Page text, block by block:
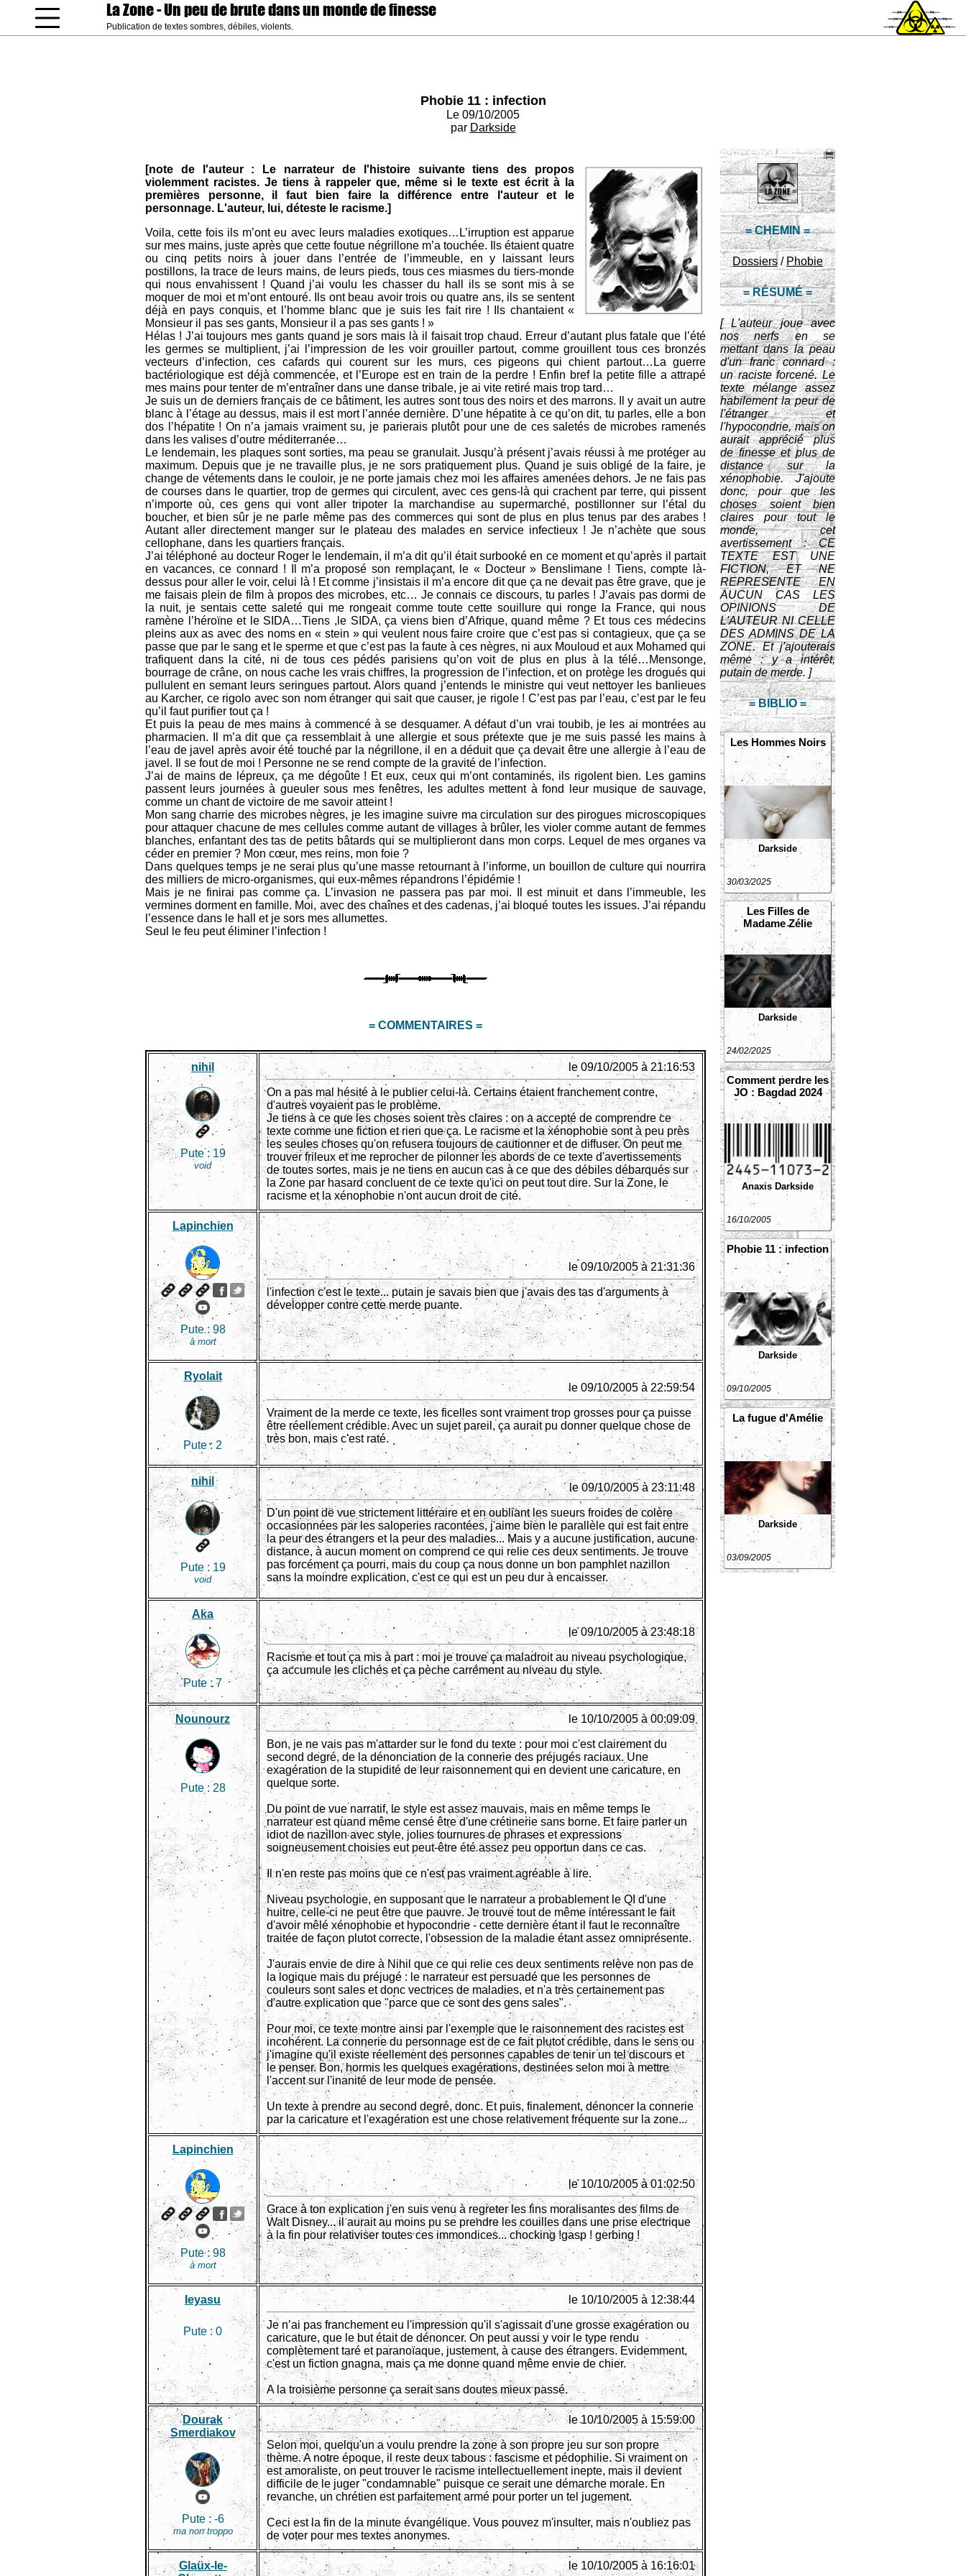
La Zone- Un peu de brute dans un monde de finesse
Publication de textes sombres, débiles, violents.
Phobie 11 : infection
Le 09/10/2005
par Darkside
= CHEMIN =
Dossiers/ Phobie
= RÉSUMÉ =
[ L'auteur joue avec
nos nerfs en se
mettant dans la peau
d'un franc connard :
un raciste forcené. Le
texte mélange assez
habilement la peur de
l'étranger et
l'hypocondrie, mais on
aurait apprécié plus
de finesse et plus de
distance sur la
xénophobie. J'ajoute
donc, pour que les
choses soient bien
claires pour tout le
monde, cet
avertissement : CE
TEXTE EST UNE
FICTION, ET NE
REPRESENTE EN
AUCUN CAS LES
OPINIONS DE
L'AUTEUR NI CELLE
DES ADMINS DE LA
ZONE. Et j'ajouterais
même : y a intérêt,
putain de merde. ]
= BIBLIO =
Les Hommes Noirs
Darkside
30/03/2025
Les Filles de
Madame Zélie
Darkside
24/02/2025
Comment perdre les
JO : Bagdad 2024
Anaxis Darkside
16/10/2005
Phobie 11 : infection
Darkside
09/10/2005
La fugue d'Amélie
Darkside
03/09/2005
[note de l'auteur : Le narrateur de l'histoire suivante tiens des propos
violemment racistes. Je tiens à rappeler que, même si le texte est écrit à la
premières personne, il faut bien faire la différence entre l'auteur et le
personnage. L'auteur, lui, déteste le racisme.]
Voila, cette fois ils m’ont eu avec leurs maladies exotiques…L’irruption est apparue
sur mes mains, juste après que cette foutue négrillone m’a touchée. Ils étaient quatre
ou cinq petits noirs à jouer dans l’entrée de l’immeuble, en y laissant leurs
postillons, la trace de leurs mains, de leurs pieds, tous ces miasmes du tiers-monde
qui nous envahissent ! Quand j’ai voulu les chasser du hall ils se sont mis à se
moquer de moi et m’ont entouré. Ils ont beau avoir trois ou quatre ans, ils se sentent
déjà en pays conquis, et l’homme blanc que je suis les fait rire ! Ils chantaient «
Monsieur il pas ses gants, Monsieur il a pas ses gants ! »
Hélas ! J’ai toujours mes gants quand je sors mais là il faisait trop chaud. Erreur d’autant plus fatale que l’été
les germes se multiplient, j’ai l’impression de les voir grouiller partout, comme grouillent tous ces bronzés
vecteurs d’infection, ces cafards qui courent sur les murs, ces pigeons qui chient partout…La guerre
bactériologique est déjà commencée, et l’Europe est en train de la perdre ! Enfin bref la petite fille a attrapé
mes mains pour tenter de m’entraîner dans une danse tribale, je ai vite retiré mais trop tard…
Je suis un de derniers français de ce bâtiment, les autres sont tous des noirs et des marrons. Il y avait un autre
blanc à l’étage au dessus, mais il est mort l’année dernière. D’une hépatite à ce qu’on dit, tu parles, elle a bon
dos l’hépatite ! On n’a jamais vraiment su, je parierais plutôt pour une de ces saletés de microbes ramenés
dans les valises d’outre méditerranée…
Le lendemain, les plaques sont sorties, ma peau se granulait. Jusqu’à présent j’avais réussi à me protéger au
maximum. Depuis que je ne travaille plus, je ne sors pratiquement plus. Quand je suis obligé de la faire, je
change de vétements dans le couloir, je ne porte jamais chez moi les affaires amenées dehors. Je ne fais pas
de courses dans le quartier, trop de germes qui circulent, avec ces gens-là qui crachent par terre, qui pissent
n’importe où, ces gens qui vont aller tripoter la marchandise au supermarché, postillonner sur l’étal du
boucher, et bien sûr je ne parle même pas des commerces qui sont de plus en plus tenus par des arabes !
Autant aller directement manger sur le plateau des malades en service infectieux ! Je n’achète que sous
cellophane, dans les quartiers français.
J’ai téléphoné au docteur Roger le lendemain, il m’a dit qu’il était surbooké en ce moment et qu’après il partait
en vacances, ce connard ! Il m’a proposé son remplaçant, le « Docteur » Benslimane ! Tiens, compte là-
dessus pour aller le voir, celui là ! Et comme j’insistais il m’a encore dit que ça ne devait pas être grave, que je
me faisais plein de film à propos des microbes, etc… Je connais ce discours, tu parles ! J’avais pas dormi de
la nuit, je sentais cette saleté qui me rongeait comme toute cette souillure qui ronge la France, qui nous
ramène l’héroïne et le SIDA…Tiens ,le SIDA, ça viens bien d’Afrique, quand même ? Et tous ces médecins
pleins aux as avec des noms en « stein » qui veulent nous faire croire que c’est pas si contagieux, que ça se
passe que par le sang et le sperme et que c’est pas la faute à ces nègres, ni aux Mouloud et aux Mohamed qui
trafiquent dans la cité, ni de tous ces pédés parisiens qu’on voit de plus en plus à la télé…Mensonge,
bourrage de crâne, on nous cache les vrais chiffres, la progression de l’infection, et on protège les drogués qui
pullulent en semant leurs seringues partout. Alors quand j’entends le ministre qui veut nettoyer les banlieues
au Karcher, ce rigolo avec son nom étranger qui sait que causer, je rigole ! C’est pas par l’eau, c’est par le feu
qu’il faut purifier tout ça !
Et puis la peau de mes mains à commencé à se desquamer. A défaut d’un vrai toubib, je les ai montrées au
pharmacien. Il m’a dit que ça ressemblait à une allergie et sous prétexte que je me suis passé les mains à
l’eau de javel après avoir été touché par la négrillone, il en a déduit que ça devait être une allergie à l’eau de
javel. Il se fout de moi ! Personne ne se rend compte de la gravité de l’infection.
J’ai de mains de lépreux, ça me dégoûte ! Et eux, ceux qui m’ont contaminés, ils rigolent bien. Les gamins
passent leurs journées à gueuler sous mes fenêtres, les adultes mettent à fond leur musique de sauvage,
comme un chant de victoire de me savoir atteint !
Mon sang charrie des microbes nègres, je les imagine suivre ma circulation sur des pirogues microscopiques
pour attaquer chacune de mes cellules comme autant de villages à brûler, les violer comme autant de femmes
blanches, enfantant des tas de petits bâtards qui se multiplieront dans mon corps. Lequel de mes organes va
céder en premier ? Mon cœur, mes reins, mon foie ?
Dans quelques temps je ne serai plus qu’une masse retournant à l’informe, un bouillon de culture qui nourrira
des milliers de micro-organismes, qui eux-mêmes répandrons l’épidémie !
Mais je ne finirai pas comme ça. L’invasion ne passera pas par moi. Il est minuit et dans l’immeuble, les
vermines dorment en famille. Moi, avec des chaînes et des cadenas, j’ai bloqué toutes les issues. J’ai répandu
l’essence dans le hall et je sors mes allumettes.
Seul le feu peut éliminer l’infection !
= COMMENTAIRES =
nihil
Pute :19
void
le 09/10/2005 à 21:16:53
On a pas mal hésité à le publier celui-là. Certains étaient franchement contre,
d'autres voyaient pas le problème.
Je tiens à ce que les choses soient très claires : on a accepté de comprendre ce
texte comme une fiction et rien que ça. Le racisme et la xénophobie sont à peu près
les seules choses qu'on refusera toujours de cautionner et de diffuser. On peut me
trouver frileux et me reprocher de pilonner les abords de ce texte d'avertissements
de toutes sortes, mais je ne tiens en aucun cas à ce que des débiles débarqués sur
la Zone par hasard concluent de ce texte qu'ici on peut tout dire. Sur la Zone, le
racisme et la xénophobie n'ont aucun droit de cité.
Lapinchien
Pute : 98
à mort
le 09/10/2005 à 21:31:36
l'infection c'est le texte... putain je savais bien que j'avais des tas d'arguments à
développer contre cette merde puante.
Ryolait
Pute :2
le 09/10/2005 à 22:59:54
Vraiment de la merde ce texte, les ficelles sont vraiment trop grosses pour ça puisse
être réellement crédible. Avec un sujet pareil, ça aurait pu donner quelque chose de
très bon, mais c'est raté.
nihil
Pute : 19
void
le 09/10/2005 à 23:11:48
D'un point de vue strictement littéraire et en oubliant les sueurs froides de colère
occasionnées par les saloperies racontées, j'aime bien le parallèle qui est fait entre
la peur des étrangers et la peur des maladies... Mais y a aucune justification, aucune
distance, à aucun moment on comprend ce qui relie ces deux sentiments. Je trouve
pas forcément ça pourri, mais du coup ça nous donne un bon pamphlet nazillon
sans la moindre explication, c'est ce qui est un peu dur à encaisser.
Aka
Pute :7
le 09/10/2005 à 23:48:18
Racisme et tout ça mis à part : moi je trouve ça maladroit au niveau psychologique,
ça accumule les clichés et ça pèche carrément au niveau du style.
Nounourz
Pute : 28
le 10/10/2005 à 00:09:09
Bon, je ne vais pas m'attarder sur le fond du texte : pour moi c'est clairement du
second degré, de la dénonciation de la connerie des préjugés raciaux. Une
exagération de la stupidité de leur raisonnement qui en devient une caricature, en
quelque sorte.
Du point de vue narratif, le style est assez mauvais, mais en même temps le
narrateur est quand même censé être d'une crétinerie sans borne. Et faire parler un
idiot de nazillon avec style, jolies tournures de phrases et expressions
soigneusement choisies eut peut-être été assez peu opportun dans ce cas.
Il n'en reste pas moins que ce n'est pas vraiment agréable à lire.
Niveau psychologie, en supposant que le narrateur a probablement le QI d'une
huitre, celle-ci ne peut être que pauvre. Je trouve tout de même intéressant le fait
d'avoir mêlé xénophobie et hypocondrie - cette dernière étant il faut le reconnaître
traitée de façon plutot correcte, l'obsession de la maladie étant assez omniprésente.
J'aurais envie de dire à Nihil que ce qui relie ces deux sentiments relève non pas de
la logique mais du préjugé : le narrateur est persuadé que les personnes de
couleurs sont sales et donc vectrices de maladies, et n'a très certainement pas
d'autre explication que "parce que ce sont des gens sales".
Pour moi, ce texte montre ainsi par l'exemple que le raisonnement des racistes est
incohérent. La connerie du personnage est de ce fait plutot crédible, dans le sens ou
j'imagine qu'il existe réellement des personnes capables de tenir un tel discours et
le penser. Bon, hormis les quelques exagérations, destinées selon moi à mettre
l'accent sur l'inanité de leur mode de pensée.
Un texte à prendre au second degré, donc. Et puis, finalement, dénoncer la connerie
par la caricature et l'exagération est une chose relativement fréquente sur la zone...
Lapinchien
Pute :98
à mort
le 10/10/2005 à 01:02:50
Grace à ton explication j'en suis venu à regreter les fins moralisantes des films de
Walt Disney... il aurait au moins pu se prendre les couilles dans une prise electrique
à la fin pour relativiser toutes ces immondices... chocking !gasp ! gerbing !
Ieyasu
Pute :0
le 10/10/2005 à 12:38:44
Je n’ai pas franchement eu l'impression qu'il s'agissait d'une grosse exagération ou
caricature, que le but était de dénoncer. On peut aussi y voir le type rendu
complètement taré et paranoïaque, justement, à cause des étrangers. Evidemment,
c'est un fiction gnagna, mais ça me donne quand même envie de chier.
A la troisième personne ça serait sans doutes mieux passé.
Dourak
Smerdiakov
Pute :-6
ma non troppo
le 10/10/2005 à 15:59:00
Selon moi, quelqu'un a voulu prendre la zone à son propre jeu sur son propre
thème. A notre époque, il reste deux tabous : fascisme et pédophilie. Si vraiment on
est amoraliste, on peut trouver le racisme intellectuellement inepte, mais il devient
difficile de le juger "condamnable" puisque ce serait une démarche morale. En
revanche, un chrétien est parfaitement armé pour porter un tel jugement.
Ceci est la fin de la minute évangélique. Vous pouvez m'insulter, mais n'oubliez pas
de voter pour mes textes anonymes.
Glaüx-le-
le 10/10/2005 à 16:16:01